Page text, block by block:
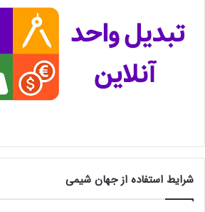
شرایط استفاده از جهان شیمی